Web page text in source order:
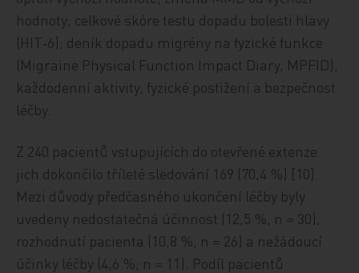
hodnoty; celkové skóre testu dopadu bolesti hlavy
(HIT‑6); deník dopadu migrény na fyzické funkce
(Migraine Physical Function Impact Diary, MPFID),
každodenní aktivity, fyzické postižení a bezpečnost
léčby.
Z 240 pacientů vstupujících do otevřené extenze
jich dokončilo tříleté sledování 169 (70,4 %) [10].
Mezi důvody předčasného ukončení léčby byly
uvedeny nedostatečná účinnost (12,5 %, n = 30),
rozhodnutí pacienta (10,8 %, n = 26) a nežádoucí
účinky léčby (4,6 %; n = 11). Podíl pacientů